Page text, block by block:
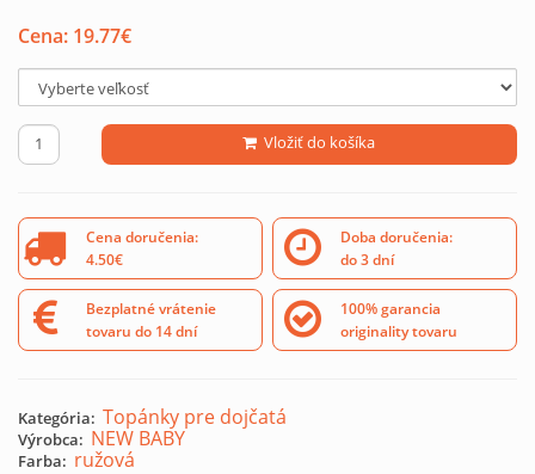
Cena: 19.77€
Vložiť do košíka
Cena doručenia:
4.50€
Doba doručenia:
do 3 dní
Bezplatné vrátenie
tovaru do 14 dní
100% garancia
originality tovaru
Kategória: Topánky pre dojčatá
Výrobca: NEW BABY
Farba: ružová